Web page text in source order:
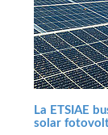
La ETSIAE
solar